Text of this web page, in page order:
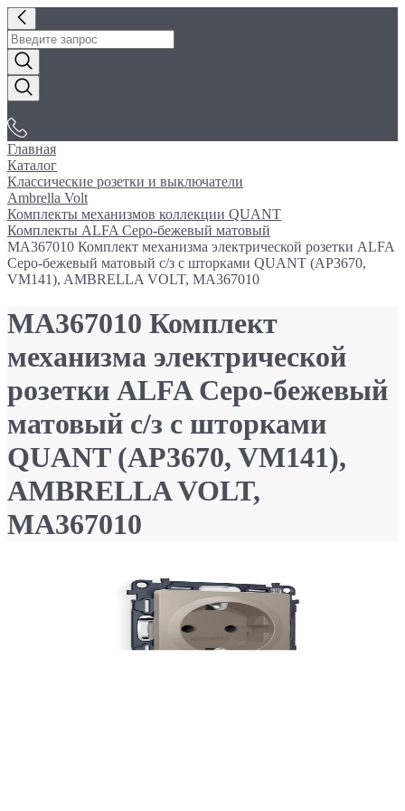
Главная
Каталог
Классические розетки и выключатели
Ambrella Volt
Комплекты механизмов коллекции QUANT
Комплекты ALFA Серо-бежевый матовый
MA367010 Комплект механизма электрической розетки ALFA
Серо-бежевый матовый с/з с шторками QUANT (AP3670,
VM141), AMBRELLA VOLT, MA367010
MA367010 Комплект
механизма электрической
розетки ALFA Серо-бежевый
матовый с/з с шторками
QUANT (AP3670, VM141),
AMBRELLA VOLT,
MA367010